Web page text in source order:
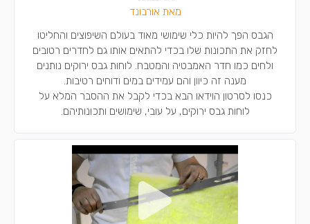
מאת אורבונד
הגבס הפך להיות כלי שימושי מאוד בעולם השיפוצים והחליטו
לחזק את התכונות שלו בכדי להתאים אותו גם לחדרים רטובים
ולחים כמו חדר האמבטיה והמטבח. לוחות גבס ירוקים נותנים
מענה זה כיוון והם עמידים במים ודוחים רטיבות.
כנסו לסרטון הוידאו הבא בכדי לקבל את ההסבר המלא על
לוחות גבס ירוקים, על עובי, שימושים ותכונותיהם.